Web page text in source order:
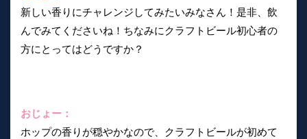
新しい香りにチャレンジしてみたいみなさん！是非、飲
んでみてくださいね！ちなみにクラフトビール初心者の
方にとってはどうですか？
おじょー：
ホップの香りが穏やかなので、クラフトビールが初めて